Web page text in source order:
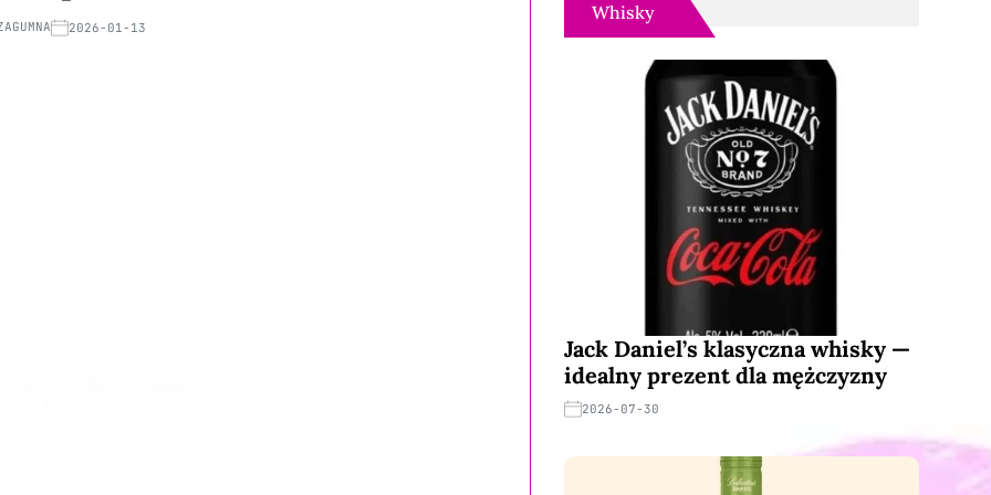
2026-01-13
Whisky
Jack Daniel’s klasyczna whisky —
idealny prezent dla mężczyzny
2026-07-30